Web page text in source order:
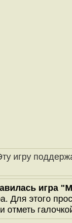
игру
игра
Для этого
отметь